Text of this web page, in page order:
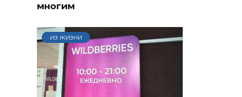
многим
ИЗ ЖИЗНИ